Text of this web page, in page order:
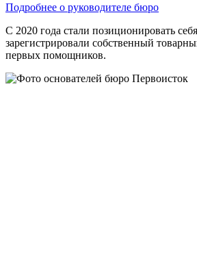
Подробнее о руководителе бюро
С 2020 года стали позиционировать
зарегистрировали собственный
первых помощников.